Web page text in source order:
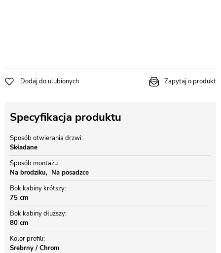
Dodaj do ulubionych Zapytaj o produkt
Specyfikacja produktu
Sposób otwierania drzwi
Składane
Sposób montażu
Na brodziku
Na posadzce
Bok kabiny krótszy
75 cm
Bok kabiny dłuższy
80 cm
Kolor profili
Srebrny / Chrom